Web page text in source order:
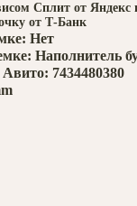
Сплит от Яндекс
от Т-Банк
Нет
Наполнитель
7434480380